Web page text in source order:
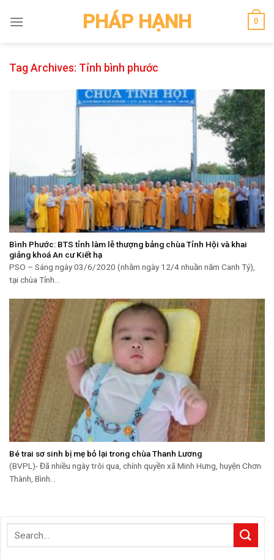
PHÁP HẠNH 0
Tag Archives: Tỉnh bình phước
Bình Phước: BTS tỉnh làm lễ thượng bảng chùa Tỉnh Hội và khai
giảng khoá An cư Kiết hạ
PSO – Sáng ngày 03/6/2020 (nhằm ngày 12/4 nhuần năm Canh Tý),
tại chùa Tỉnh...
Bé trai sơ sinh bị mẹ bỏ lại trong chùa Thanh Lương
(BVPL)- Đã nhiều ngày trôi qua, chính quyền xã Minh Hưng, huyện Chơn
Thành, Bình...